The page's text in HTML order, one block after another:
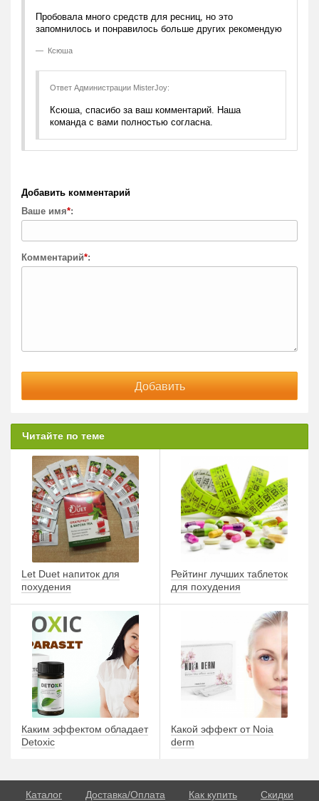
Пробовала много средств для ресниц, но это
запомнилось и понравилось больше других рекомендую
Ксюша
Ответ Администрации MisterJoy:
Ксюша, спасибо за ваш комментарий. Наша
команда с вами полностью согласна.
Добавить комментарий
Ваше имя*:
Комментарий*:
Читайте по теме
Let Duet напиток для
похудения
Рейтинг лучших таблеток
для похудения
Каким эффектом обладает
Detoxic
Какой эффект от Noia
derm
Каталог Доставка/Оплата Как купить Скидки